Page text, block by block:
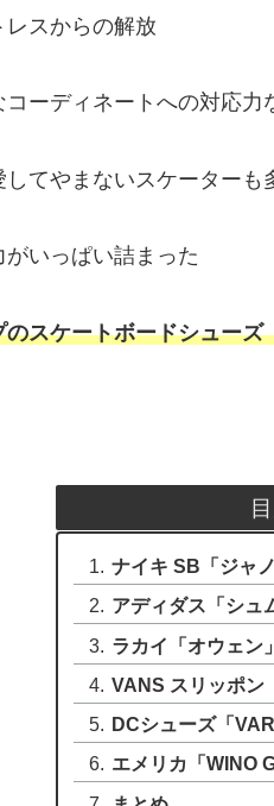
スからの解放
コーディネートへの対応力
してやまないスケーターも
いっぱい詰まった
スケートボードシュー
ナイキ SB「ジャ
アディダス「シュ
ラカイ「オウェン
VANS スリッポン
DCシューズ「
エメリカ「WINO